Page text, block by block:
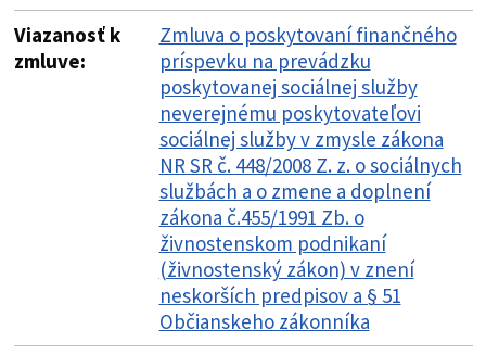
Viazanosť k
zmluve:
Zmluva o poskytovaní finančného
príspevku na prevádzku
poskytovanej sociálnej služby
neverejnému poskytovateľovi
sociálnej služby v zmysle zákona
NR SR č. 448/2008 Z. z. o sociálnych
službách a o zmene a doplnení
zákona č.455/1991 Zb. o
živnostenskom podnikaní
(živnostenský zákon) v znení
neskorších predpisov a § 51
Občianskeho zákonníka